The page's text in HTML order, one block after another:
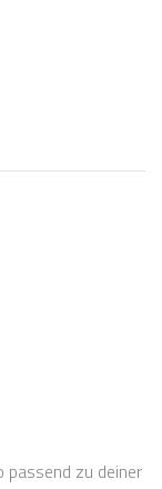
passend zu deiner